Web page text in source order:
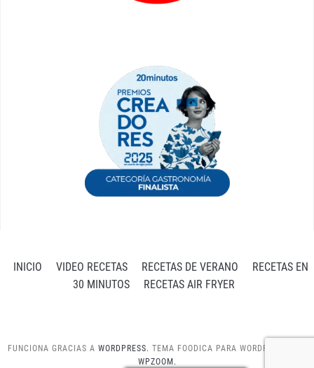
INICIO VIDEO RECETAS RECETAS DE VERANO
RECETAS EN
30 MINUTOS
RECETAS AIR FRYER
FUNCIONA GRACIAS A WORDPRESS. TEMA FOODICA PARA WORDPRESS POR
WPZOOM.